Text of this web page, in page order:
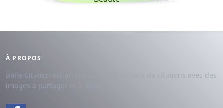
À PROPOS
Belle Citation est un site avec des milliers de citations avec des
images à partager et à dédier.